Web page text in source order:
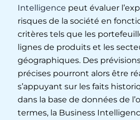
Intelligence peut évaluer
risques de la société en
critères tels que les
lignes de produits et les
géographiques. Des
précises pourront alors être
s’appuyant sur les faits
dans la base de données de
termes, la Business